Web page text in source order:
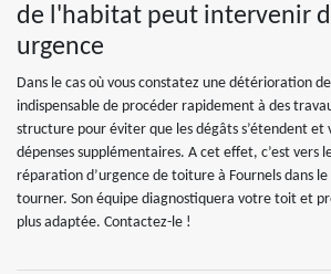
de l'habitat peut intervenir
urgence
Dans le cas où vous constatez une détérioration
indispensable de procéder rapidement à des
structure pour éviter que les dégâts s’étendent et
dépenses supplémentaires. A cet effet, c’est vers
réparation d’urgence de toiture à Fournels dans le
tourner. Son équipe diagnostiquera votre toit et
plus adaptée. Contactez-le !